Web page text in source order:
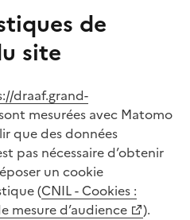
de
site
draaf.grand-
mesurées avec Matomo
que des données
pas nécessaire d’obtenir
un cookie
(CNIL - Cookies :
mesure d’audience
).